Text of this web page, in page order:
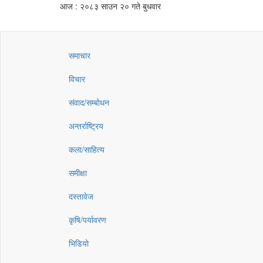
आज : २०८३ साउन २० गते बुधवार
समाचार
विचार
संवाद/सम्बोधन
अन्तर्राष्ट्रिय
कला/साहित्य
समीक्षा
दस्तावेज
कृषि/पर्यावरण
भिडियो